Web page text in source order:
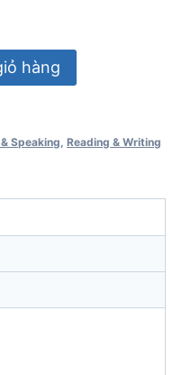
hàng
Speaking, Reading & Writing